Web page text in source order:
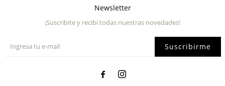
Newsletter
¡Suscribite y recibí todas nuestras novedades!
Suscribirme
 